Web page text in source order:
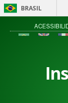
BRASIL